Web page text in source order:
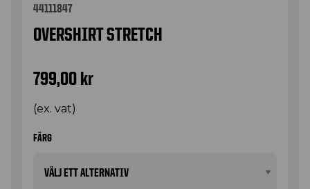
44111847
OVERSHIRT STRETCH
799,00 kr
(ex. vat)
FÄRG